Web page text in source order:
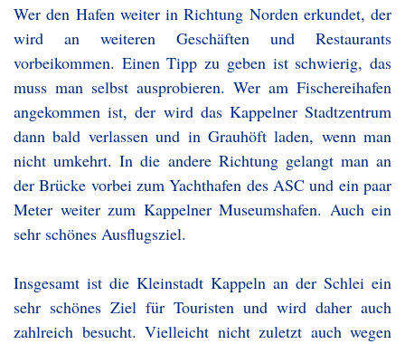
Wer den Hafen weiter in Richtung Norden erkundet, der
wird an weiteren Geschäften und Restaurants
vorbeikommen. Einen Tipp zu geben ist schwierig, das
muss man selbst ausprobieren. Wer am Fischereihafen
angekommen ist, der wird das Kappelner Stadtzentrum
dann bald verlassen und in Grauhöft laden, wenn man
nicht umkehrt. In die andere Richtung gelangt man an
der Brücke vorbei zum Yachthafen des ASC und ein paar
Meter weiter zum Kappelner Museumshafen. Auch ein
sehr schönes Ausflugsziel.
Insgesamt ist die Kleinstadt Kappeln an der Schlei ein
sehr schönes Ziel für Touristen und wird daher auch
zahlreich besucht. Vielleicht nicht zuletzt auch wegen